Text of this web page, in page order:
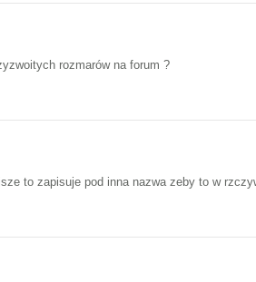
rozmarów na forum ?
to zapisuje pod inna nazwa zeby to w